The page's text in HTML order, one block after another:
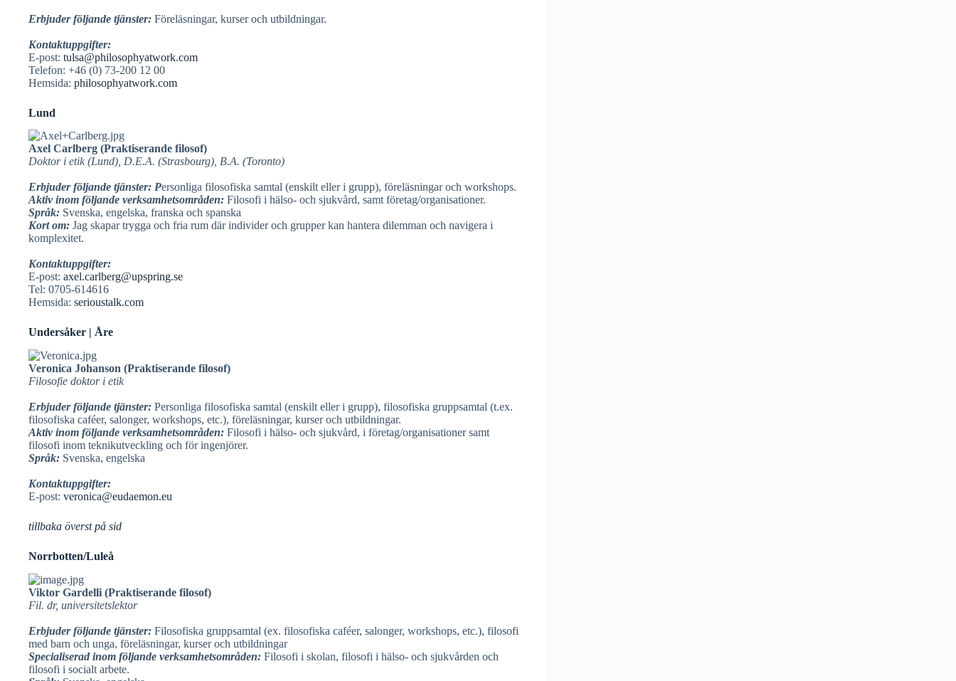
Erbjuder följande tjänster: Föreläsningar, kurser och utbildningar.
Kontaktuppgifter:
E-post: tulsa@philosophyatwork.com
Telefon: +46 (0) 73-200 12 00
Hemsida: philosophyatwork.com
Lund
Axel Carlberg (Praktiserande filosof)
Doktor i etik (Lund), D.E.A. (Strasbourg), B.A. (Toronto)
Erbjuder följande tjänster: Personliga filosofiska samtal (enskilt eller i grupp), föreläsningar och workshops.
Aktiv inom följande verksamhetsområden: Filosofi i hälso- och sjukvård, samt företag/organisationer.
Språk: Svenska, engelska, franska och spanska
Kort om: Jag skapar trygga och fria rum där individer och grupper kan hantera dilemman och navigera i
komplexitet.
Kontaktuppgifter:
E-post: axel.carlberg@upspring.se
Tel: 0705-614616
Hemsida: serioustalk.com
Undersåker | Åre
Veronica Johanson (Praktiserande filosof)
Filosofie doktor i etik
Erbjuder följande tjänster: Personliga filosofiska samtal (enskilt eller i grupp), filosofiska gruppsamtal (t.ex.
filosofiska caféer, salonger, workshops, etc.), föreläsningar, kurser och utbildningar.
Aktiv inom följande verksamhetsområden: Filosofi i hälso- och sjukvård, i företag/organisationer samt
filosofi inom teknikutveckling och för ingenjörer.
Språk: Svenska, engelska
Kontaktuppgifter:
E-post: veronica@eudaemon.eu
tillbaka överst på sid
Norrbotten/Luleå
Viktor Gardelli (Praktiserande filosof)
Fil. dr, universitetslektor
Erbjuder följande tjänster: Filosofiska gruppsamtal (ex. filosofiska caféer, salonger, workshops, etc.), filosofi
med barn och unga, föreläsningar, kurser och utbildningar
Specialiserad inom följande verksamhetsområden: Filosofi i skolan, filosofi i hälso- och sjukvården och
filosofi i socialt arbete.